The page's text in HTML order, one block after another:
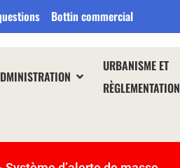
Bottin commercial
URBANISME ET
RÈGLEMENTATION